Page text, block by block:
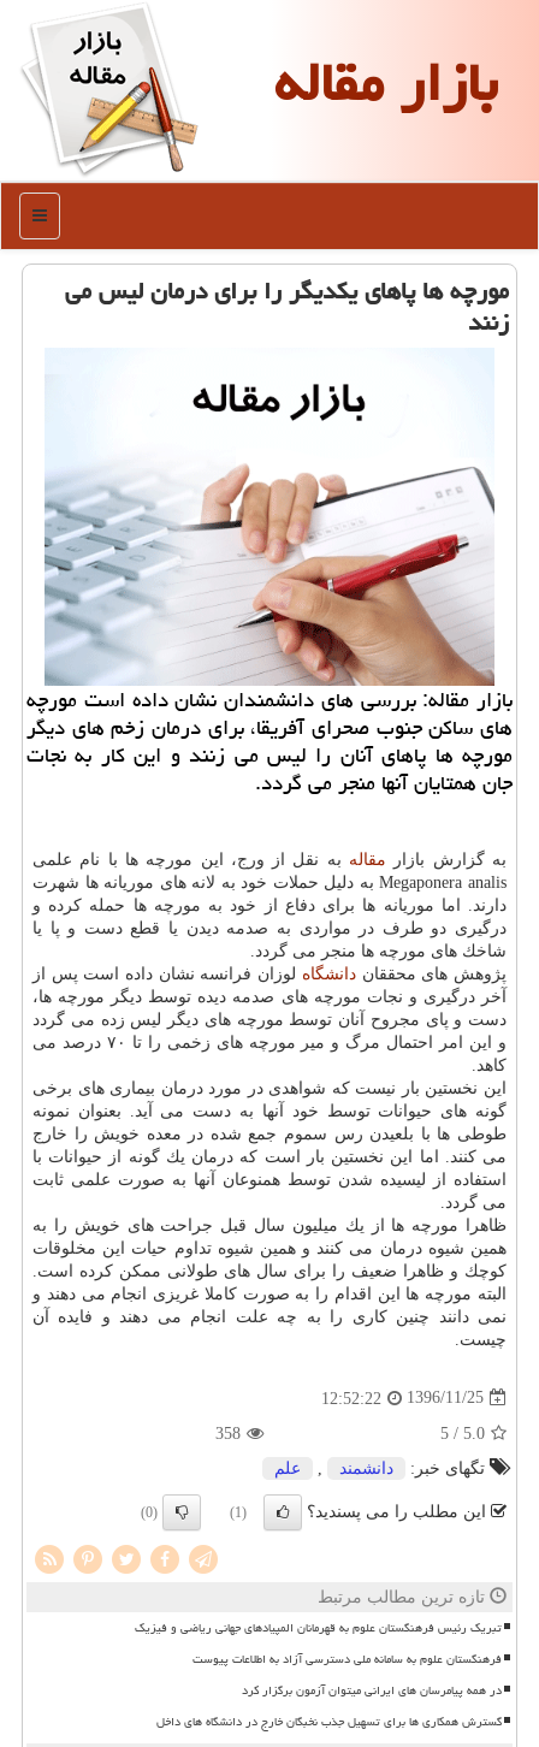
بازار مقاله
منو
مورچه ها پاهای یكدیگر را برای درمان لیس می
زنند
بازار مقاله: بررسی های دانشمندان نشان داده است مورچه
های ساكن جنوب صحرای آفریقا، برای درمان زخم های دیگر
مورچه ها پاهای آنان را لیس می زنند و این كار به نجات
جان همتایان آنها منجر می گردد.
به گزارش بازار مقاله به نقل از ورج، این مورچه ها با نام علمی
Megaponera analis به دلیل حملات خود به لانه های موریانه ها شهرت
دارند. اما موریانه ها برای دفاع از خود به مورچه ها حمله كرده و
درگیری دو طرف در مواردی به صدمه دیدن یا قطع دست و پا یا
شاخك های مورچه ها منجر می گردد.
پژوهش های محققاندانشگاه لوزان فرانسه نشان داده است پس از
آخر درگیری و نجات مورچه های صدمه دیده توسط دیگر مورچه ها،
دست و پای مجروح آنان توسط مورچه های دیگر لیس زده می گردد
و این امر احتمال مرگ و میر مورچه های زخمی را تا ۷۰ درصد می
كاهد.
این نخستین بار نیست كه شواهدی در مورد درمان بیماری های برخی
گونه های حیوانات توسط خود آنها به دست می آید. بعنوان نمونه
طوطی ها با بلعیدن رس سموم جمع شده در معده خویش را خارج
می كنند. اما این نخستین بار است كه درمان یك گونه از حیوانات با
استفاده از لیسیده شدن توسط همنوعان آنها به صورت علمی ثابت
می گردد.
ظاهرا مورچه ها از یك میلیون سال قبل جراحت های خویش را به
همین شیوه درمان می كنند و همین شیوه تداوم حیات این مخلوقات
كوچك و ظاهرا ضعیف را برای سال های طولانی ممكن كرده است.
البته مورچه ها این اقدام را به صورت كاملا غریزی انجام می دهند و
نمی دانند چنین كاری را به چه علت انجام می دهند و فایده آن
چیست.
1396/11/25
12:52:22
5.0
/ 5
358
تگهای خبر:
دانشمند علم
این مطلب را می پسندید؟ (1)
(0)
تازه ترین مطالب مرتبط
تبریک رئیس فرهنگستان علوم به قهرمانان المپیادهای جهانی ریاضی و فیزیک
فرهنگستان علوم به سامانه ملی دسترسی آزاد به اطلاعات پیوست
در همه پیامرسان های ایرانی میتوان آزمون برگزار کرد
گسترش همکاری ها برای تسهیل جذب نخبگان خارج در دانشگاه های داخل